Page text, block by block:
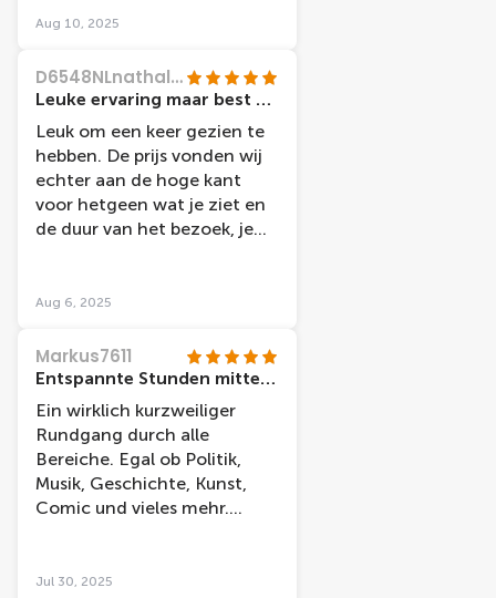
ongeveer een uurtje klaar.
bent van alle wassenbeelden
ben je zo bij het einde en
dan denk je huh?!? Is het nu
al afgelopen?!? Dat hadden
wij wel. Maar verder ziet het
er allemaal mooi uit. Een
leuke aanrader als je dan
toch in Amsterdam bent.
Aug 10, 2025
D6548NLnathalies
Leuke ervaring maar best prijzig.
Leuk om een keer gezien te
hebben. De prijs vonden wij
echter aan de hoge kant
voor hetgeen wat je ziet en
de duur van het bezoek, je
maar de ruimte waar deze
doet geen recht aan de
"persoon".
Aug 6, 2025
Markus7611
Entspannte Stunden mitten in der Stadt
Ein wirklich kurzweiliger
Rundgang durch alle
Bereiche. Egal ob Politik,
Musik, Geschichte, Kunst,
Comic und vieles mehr.
Jul 30, 2025